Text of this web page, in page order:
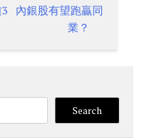
內銀股有望跑贏同
業？
Search